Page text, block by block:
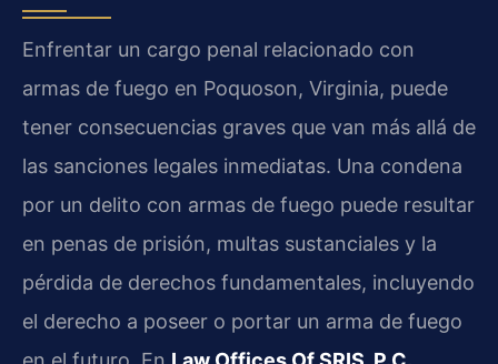
Enfrentar un cargo penal relacionado con
armas de fuego en Poquoson, Virginia, puede
tener consecuencias graves que van más allá de
las sanciones legales inmediatas. Una condena
por un delito con armas de fuego puede resultar
en penas de prisión, multas sustanciales y la
pérdida de derechos fundamentales, incluyendo
el derecho a poseer o portar un arma de fuego